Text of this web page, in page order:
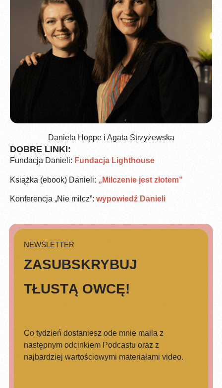
Daniela Hoppe i Agata Strzyżewska
DOBRE LINKI:
Fundacja Danieli: Fundacja Lighthouse
Książka (ebook) Danieli: „Milczenie jest złotem”
Konferencja „Nie milcz”: wypowiedź Danieli
NEWSLETTER
ZASUBSKRYBUJ
TŁUSTĄ OWCĘ!
Co tydzień dostaniesz ode mnie maila z
następnym odcinkiem Podcastu oraz z
najbardziej wartościowymi materiałami video.